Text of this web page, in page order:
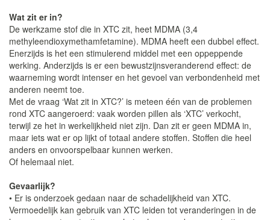
Wat zit er in?
De werkzame stof die in XTC zit, heet MDMA (3,4
methyleendioxymethamfetamine). MDMA heeft een dubbel effect.
Enerzijds is het een stimulerend middel met een oppeppende
werking. Anderzijds is er een bewustzijnsveranderend effect: de
waarneming wordt intenser en het gevoel van verbondenheid met
anderen neemt toe.
Met de vraag ‘Wat zit in XTC?’ is meteen één van de problemen
rond XTC aangeroerd: vaak worden pillen als ‘XTC’ verkocht,
terwijl ze het in werkelijkheid niet zijn. Dan zit er geen MDMA in,
maar iets wat er op lijkt of totaal andere stoffen. Stoffen die heel
anders en onvoorspelbaar kunnen werken.
Of helemaal niet.
Gevaarlijk?
• Er is onderzoek gedaan naar de schadelijkheid van XTC.
Vermoedelijk kan gebruik van XTC leiden tot veranderingen in de